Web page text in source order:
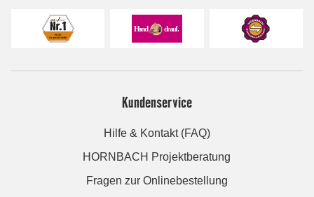
Kundenservice
Hilfe & Kontakt (FAQ)
HORNBACH Projektberatung
Fragen zur Onlinebestellung